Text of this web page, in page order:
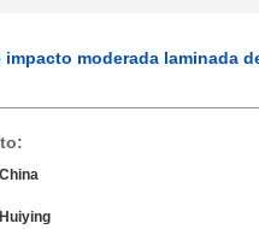
moderada laminada
China
Huiying